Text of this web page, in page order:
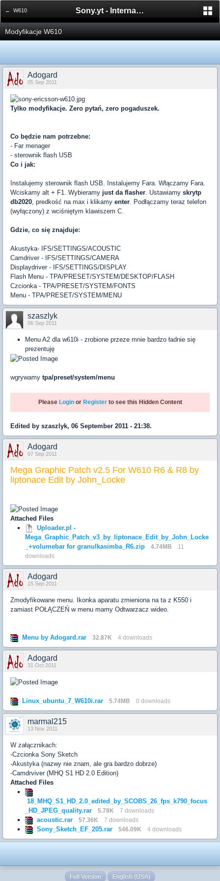
← W610 Sony.yt - International Sony Forum
Modyfikacje W610
Adogard
05 Sep 2011
Tylko modyfikacje. Zero pytań, zero pogaduszek.
Co będzie nam potrzebne:
- Far menager
- sterownik flash USB
Co i jak:
Instalujemy sterownik flash USB. Instalujemy Fara. Włączamy Fara.
Wciskamy alt + F1. Wybieramy just da flasher. Ustawiamy skrytp
db2020, predkość na max i klikamy enter. Podłączamy teraz telefon
(wyłączony) z wciśniętym klawiszem C.
Gdzie, co się znajduje:
Akustyka- IFS/SETTINGS/ACOUSTIC
Camdriver - IFS/SETTINGS/CAMERA
Displaydriver - IFS/SETTINGS/DISPLAY
Flash Menu - TPA/PRESET/SYSTEM/DESKTOP/FLASH
Czcionka - TPA/PRESET/SYSTEM/FONTS
Menu - TPA/PRESET/SYSTEM/MENU
szaszlyk
06 Sep 2011
Menu A2 dla w610i - zrobione przeze mnie bardzo ładnie się
prezentuję
wgrywamy tpa/preset/system/menu
Please Loginor Registerto see this Hidden Content
Edited by szaszlyk, 06 September 2011 - 21:38.
Adogard
07 Sep 2011
Mega Graphic Patch v2.5 For W610 R6 & R8 by
liptonace Edit by John_Locke
Attached Files
Uploader.pl -
Mega_Graphic_Patch_v3_by_liptonace_Edit_by_John_Locke
_+volumebar for granulkasimba_R6.zip
4.74MB
11
downloads
Adogard
15 Sep 2011
Zmodyfikowane menu. Ikonka aparatu zmieniona na ta z K550 i
zamiast POŁĄCZEŃ w menu mamy Odtwarzacz wideo.
Menu by Adogard.rar 32.87K 4 downloads
Adogard
31 Oct 2011
Linux_ubuntu_7_W610i.rar 5.74MB 0 downloads
marmal215
13 Nov 2011
W załącznikach:
-Czcionka Sony Sketch
-Akustyka (nazwy nie znam, ale gra bardzo dobrze)
-Camdrviver (MHQ S1 HD 2.0 Edition)
Attached Files
18_MHQ_S1_HD_2.0_edited_by_SCOBS_26_fps_k790_focus
_HD_JPEG_quality.rar
5.78K 7 downloads
acoustic.rar 57.36K 7 downloads
Sony_Sketch_EF_205.rar 546.09K 4 downloads
Full Version English (USA)